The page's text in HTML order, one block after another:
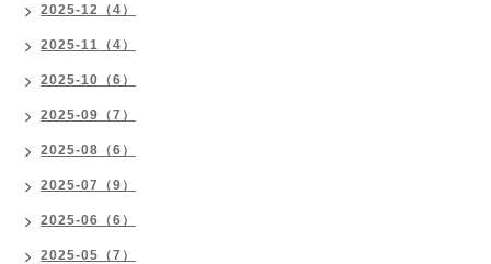
2025-12（4）
2025-11（4）
2025-10（6）
2025-09（7）
2025-08（6）
2025-07（9）
2025-06（6）
2025-05（7）